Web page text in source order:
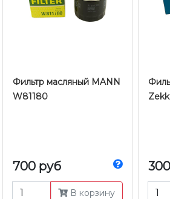
Фильтр масляный MANN
W81180
700 руб
В корзину